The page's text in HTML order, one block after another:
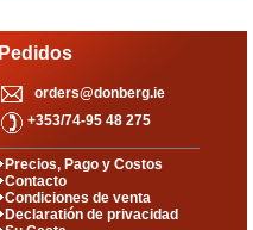
Pedidos
orders@donberg.ie
+353/74-95 48 275
Precios, Pago y Costos
Contacto
Condiciones de venta
Declaratión de privacidad